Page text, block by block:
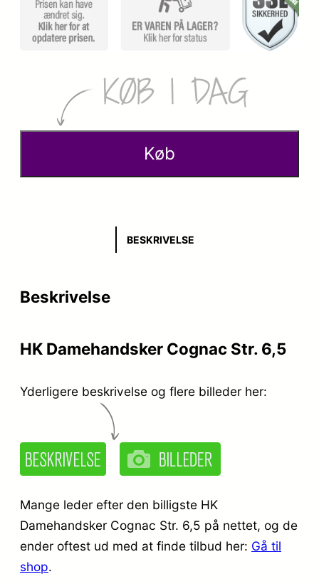
Køb
BESKRIVELSE
Beskrivelse
HK Damehandsker Cognac Str. 6,5
Yderligere beskrivelse og flere billeder her:
Mange leder efter den billigste HK
Damehandsker Cognac Str. 6,5 på nettet, og de
ender oftest ud med at finde tilbud her: Gå til
shop.